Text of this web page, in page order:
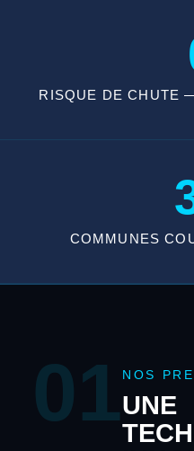
RISQUE DE CHUTE
COMMUNES
01 NOS
UNE